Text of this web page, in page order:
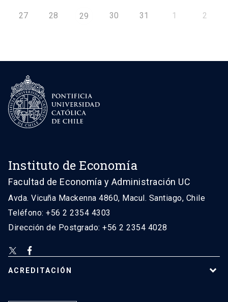
27 28 29 30 31 1 2
Instituto de Economía
Facultad de Economía y Administración UC
Avda. Vicuña Mackenna 4860, Macul. Santiago, Chile
Teléfono: +56 2 2354 4303
Dirección de Postgrado: +56 2 2354 4028
ACREDITACIÓN